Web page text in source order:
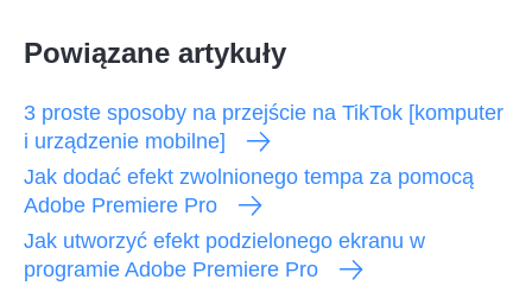
Powiązane artykuły
3 proste sposoby na przejście na TikTok [komputer
i urządzenie mobilne]
Jak dodać efekt zwolnionego tempa za pomocą
Adobe Premiere Pro
Jak utworzyć efekt podzielonego ekranu w
programie Adobe Premiere Pro